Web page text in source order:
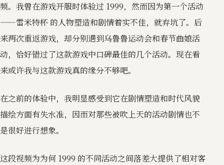
频。我曾在游戏开服时体验过 1999，然而因为第一个活动
——雷米特杯 的人物塑造和剧情着实不佳，就弃坑了。后
来两次重返游戏，却分别遇到乌鲁鲁运动会和春节曲娘活
动，恰好错过了这款游戏中口碑最佳的几个活动。现在看
来或许我与这款游戏真的缘分不够吧。
在之前的体验中，我明显感受到它在剧情塑造和时代风貌
描绘方面有失水准，因而对那些被吹上天的活动剧情也不
是很好进行想象。
这段视频为为何 1999 的不同活动之间落差大提供了相对客